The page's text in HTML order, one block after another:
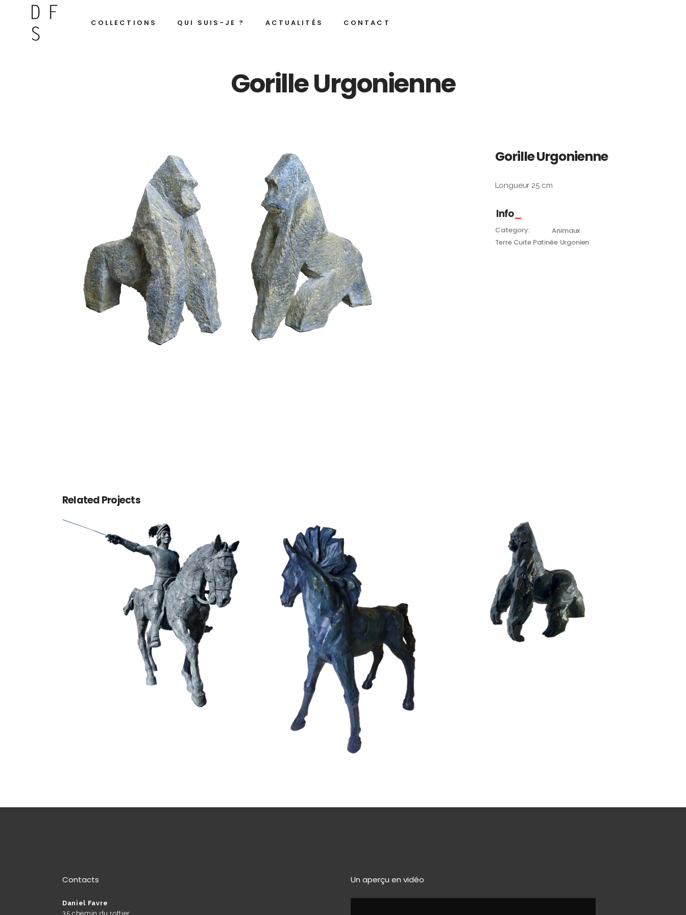
COLLECTIONS QUI SUIS-JE ? ACTUALITÉS CONTACT
Gorille Urgonienne
Gorille Urgonienne
Longueur 25 cm
Info
Category:
Animaux
Terre Cuite Patinée Urgonien
Related Projects
Chevalier Bayard
Animaux
Terre cuite patinée
Urgonien
Azul
Animaux
Terre cuite patinée
Urgonien
Gorille
Animaux
Terre cuite patinée
Urgonien
Contacts
Daniel Favre
35 chemin du rottier
Un aperçu en vidéo